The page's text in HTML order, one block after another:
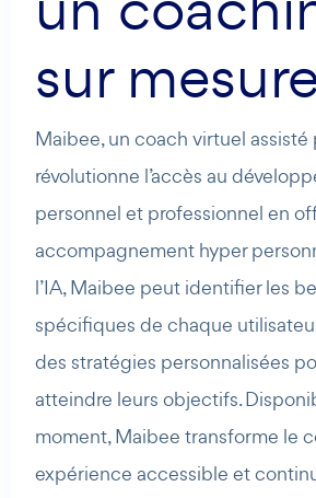
sur
Maibee, un coach virtuel assisté
révolutionne l’accès au
personnel et professionnel en
accompagnement hyper
l’IA, Maibee peut identifier les
spécifiques de chaque
des stratégies personnalisées
atteindre leurs objectifs.
moment, Maibee transforme le
expérience accessible et